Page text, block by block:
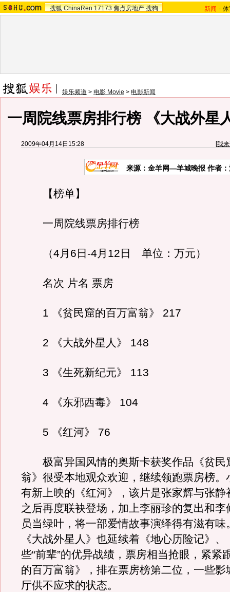
搜狐 ChinaRen 17173 焦点房地产 搜狗 新闻 -
娱乐频道 > 电影 Movie > 电影新闻
一周院线票房排行榜 《大战外星
2009年04月14日15:28 [我
来源： 金羊网—羊城晚报 作者
【榜单】
一周院线票房排行榜
（4月6日-4月12日 单位：万元）
名次 片名 票房
1 《贫民窟的百万富翁》 217
2 《大战外星人》 148
3 《生死新纪元》 113
4 《东邪西毒》 104
5 《红河》 76
极富异国风情的奥斯卡获奖作品《贫民
翁》很受本地观众欢迎，继续领跑票房榜。
有新上映的《红河》，该片是张家辉与张静
之后再度联袂登场，加上李丽珍的复出和李
员当绿叶，将一部爱情故事演绎得有滋有
《大战外星人》也延续着《地心历险记》
些“前辈”的优异战绩，票房相当抢眼，紧紧
的百万富翁》，排在票房榜第二位，一些影
厅供不应求的状态。